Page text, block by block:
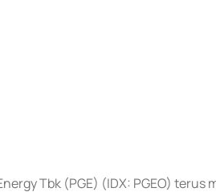
Tbk (PGE) (IDX: PGEO)